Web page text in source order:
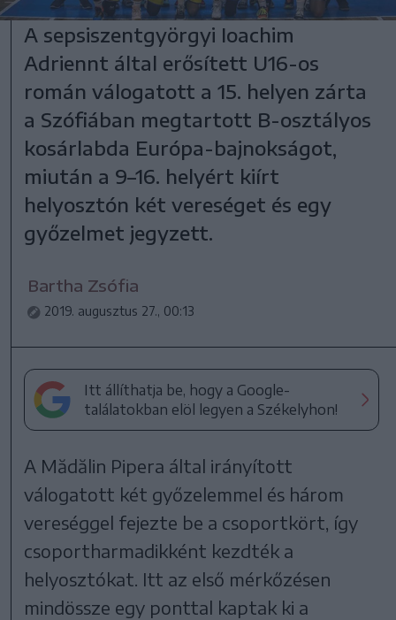
A sepsiszentgyörgyi Ioachim
Adriennt által erősített U16-os
román válogatott a 15. helyen zárta
a Szófiában megtartott B-osztályos
kosárlabda Európa-bajnokságot,
miután a 9–16. helyért kiírt
helyosztón két vereséget és egy
győzelmet jegyzett.
Bartha Zsófia
2019. augusztus 27., 00:13
Itt állíthatja be, hogy a Google-
találatokban elöl legyen a Székelyhon!
A Mădălin Pipera által irányított
válogatott két győzelemmel és három
vereséggel fejezte be a csoportkört, így
csoportharmadikként kezdték a
helyosztókat. Itt az első mérkőzésen
mindössze egy ponttal kaptak ki a